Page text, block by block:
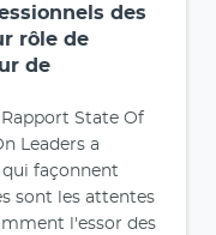
des
rôle de
de
State Of
Leaders a
façonnent
sont les attentes
l'essor des